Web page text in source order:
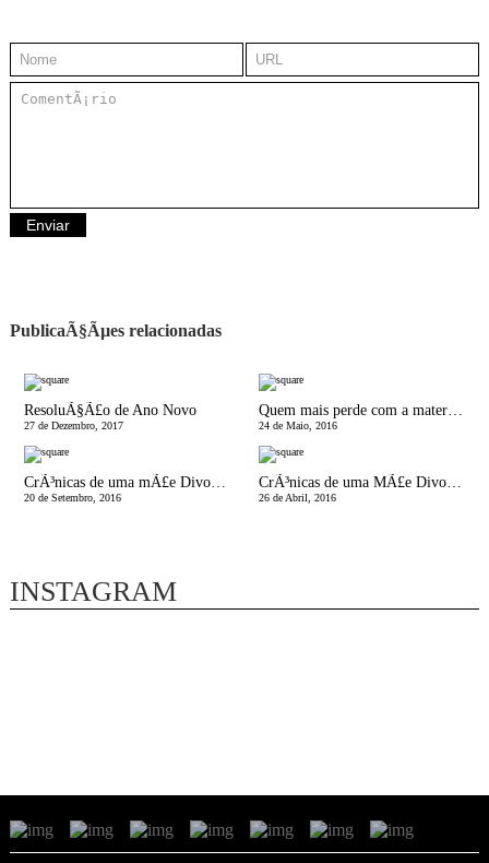
PublicaÃ§Ãµes relacionadas
ResoluÃ§Ã£o de Ano Novo
27 de Dezembro, 2017
Quem mais perde com a maternidade?
24 de Maio, 2016
CrÃ³nicas de uma mÃ£e Divorciada | Dizem que o truque Ã© antecipar!
20 de Setembro, 2016
CrÃ³nicas de uma MÃ£e Divorciada | Aquelas Amizades
26 de Abril, 2016
INSTAGRAM